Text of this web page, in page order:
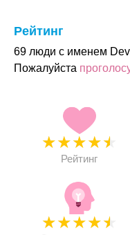
Рейтинг
69 люди с именем
Пожалуйста
★★★★★
Рейтинг
★★★★★